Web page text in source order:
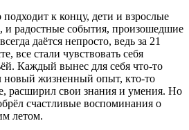
к концу, дети и взрослые
и радостные события, произошедшие
даётся непросто, ведь за 21
все стали чувствовать себя
Каждый вынес для себя что-то
новый жизненный опыт, кто-то
расширил свои знания и умения. Но
счастливые воспоминания о
летом.